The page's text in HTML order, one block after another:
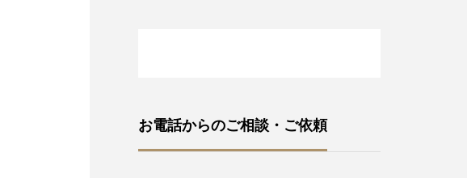
お電話からのご相談・ご依頼